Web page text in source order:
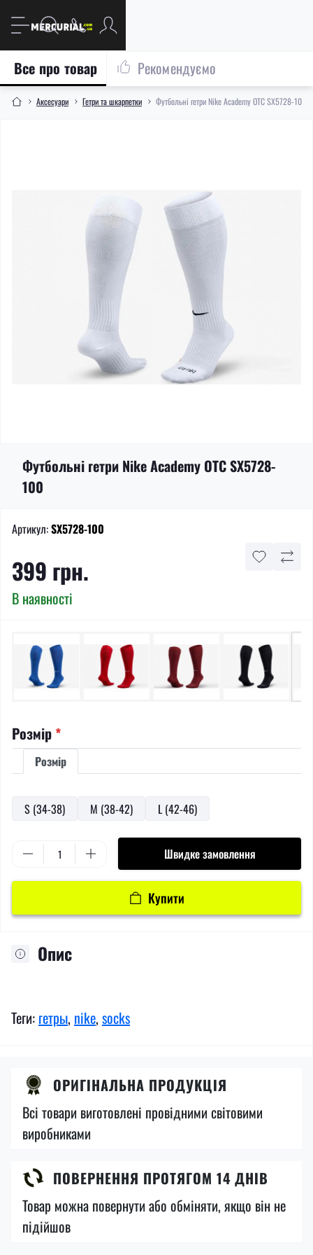
Aксесуари Гетри та шкарпетки Футбольні гетри Nike Academy OTC SX5728-100
Все про товар Рекомендуємо
Футбольні гетри Nike Academy OTC SX5728-
100
Артикул:SX5728-100
399 грн.
В наявності
Розмір *
Розмір
S (34-38) M (38-42) L (42-46)
Швидке замовлення
Купити
Опис
Теги: гетры, nike, socks
ОРИГІНАЛЬНА ПРОДУКЦІЯ
Всі товари виготовлені провідними світовими
виробниками
ПОВЕРНЕННЯ ПРОТЯГОМ 14 ДНІВ
Товар можна повернути або обміняти, якщо він не
підійшов